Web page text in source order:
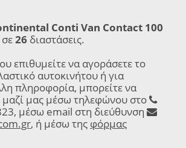
Conti Van Contact 100
26 διαστάσεις.
επιθυμείτε να αγοράσετε το
αυτοκινήτου ή για
πληροφορία, μπορείτε να
μαζί μας μέσω τηλεφώνου στο
μέσω email στη διεύθυνση
, ή μέσω της φόρμας